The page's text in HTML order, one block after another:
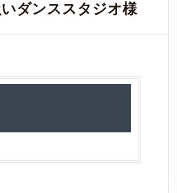
ダンススタジオ様